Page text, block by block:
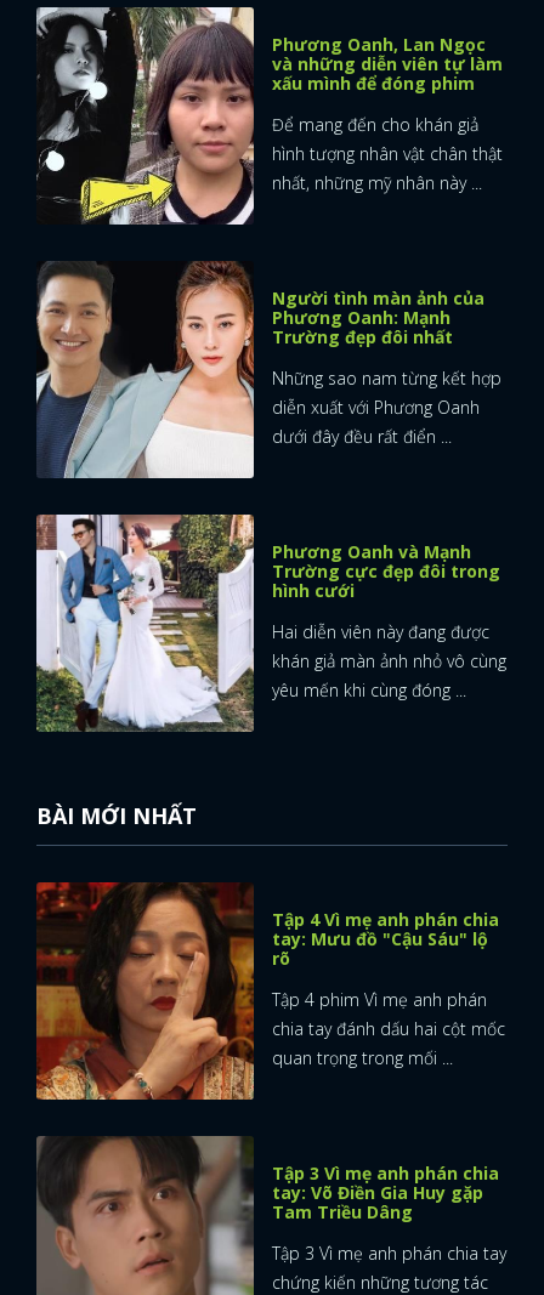
Phương Oanh, Lan Ngọc
và những diễn viên tự làm
xấu mình để đóng phim
Để mang đến cho khán giả
hình tượng nhân vật chân thật
nhất, những mỹ nhân này ...
Người tình màn ảnh của
Phương Oanh: Mạnh
Trường đẹp đôi nhất
Những sao nam từng kết hợp
diễn xuất với Phương Oanh
dưới đây đều rất điển ...
Phương Oanh và Mạnh
Trường cực đẹp đôi trong
hình cưới
Hai diễn viên này đang được
khán giả màn ảnh nhỏ vô cùng
yêu mến khi cùng đóng ...
BÀI MỚI NHẤT
Tập 4 Vì mẹ anh phán chia
tay: Mưu đồ "Cậu Sáu" lộ
rõ
Tập 4 phim Vì mẹ anh phán
chia tay đánh dấu hai cột mốc
quan trọng trong mối ...
Tập 3 Vì mẹ anh phán chia
tay: Võ Điền Gia Huy gặp
Tam Triều Dâng
Tập 3 Vì mẹ anh phán chia tay
chứng kiến những tương tác